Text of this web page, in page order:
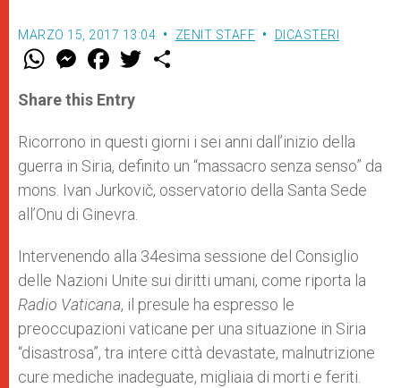
MARZO 15, 2017 13:04 ZENIT STAFF DICASTERI
W
t
s
p
p
M
e
s
e
g
e
r
F
a
e
b
o
k
w
r
Share this Entry
Ricorrono in questi giorni i sei anni dall’inizio della
guerra in Siria, definito un “massacro senza senso” da
mons. Ivan Jurkovič, osservatorio della Santa Sede
all’Onu di Ginevra.
Intervenendo alla 34esima sessione del Consiglio
delle Nazioni Unite sui diritti umani, come riporta la
Radio Vaticana, il presule ha espresso le
preoccupazioni vaticane per una situazione in Siria
“disastrosa”, tra intere città devastate, malnutrizione
cure mediche inadeguate, migliaia di morti e feriti.